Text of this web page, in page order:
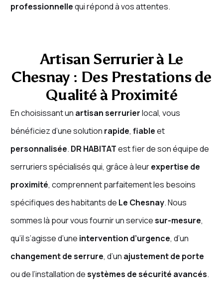
professionnellequi répond à vos attentes.
Artisan Serrurier à Le
Chesnay : Des Prestations de
Qualité à Proximité
En choisissant un artisan serrurierlocal, vous
bénéficiez d’une solution rapide, fiableet
personnalisée. DR HABITATest fier de son équipe de
serruriers spécialisés qui, grâce à leurexpertise de
proximité, comprennent parfaitement les besoins
spécifiques des habitants de Le Chesnay. Nous
sommes là pour vous fournir un servicesur-mesure,
qu’il s’agisse d’une intervention d’urgence, d’un
changement de serrure, d’un ajustement de porte
ou de l’installation desystèmes de sécurité avancés.